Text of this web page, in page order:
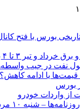
تیر ۳ تا ۴ برابر شده است؟ *
پول نفت در جیب
قیمت‌ها یا ادامه کاهش؟
بورس
از واردات خودرو
– شنبه ۱۰ مرداد